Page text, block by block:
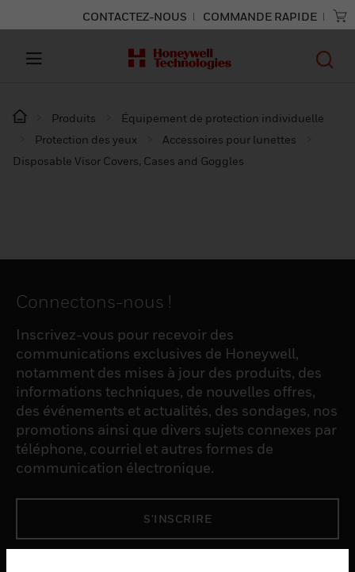
CONTACTEZ-NOUS COMMANDE RAPIDE
Produits
Équipement de protection individuelle
Protection des yeux
Accessoires pour lunettes
Disposable Visor Covers, Cases and Goggles
Connectons-nous !
Inscrivez-vous pour recevoir des
communications exclusives de Honeywell,
notamment des mises à jour des produits, des
informations techniques, de nouvelles offres,
des événements et actualités, des sondages, nos
promotions ainsi que divers sujets connexes par
téléphone, courriel et autres formes de
communication électronique.
S'INSCRIRE